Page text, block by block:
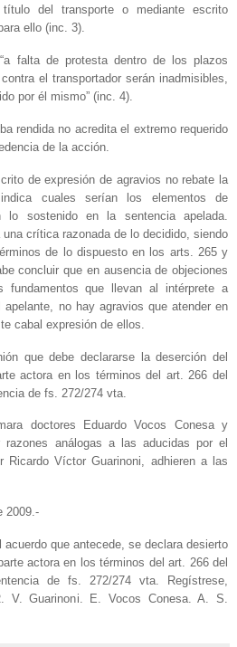
del transporte o mediante escrito
ello (inc. 3).
falta de protesta dentro de los plazos
el transportador serán inadmisibles,
por él mismo” (inc. 4).
rendida no acredita el extremo requerido
de la acción.
de expresión de agravios no rebate la
cuales serían los elementos de
lo sostenido en la sentencia apelada.
crítica razonada de lo decidido, siendo
de lo dispuesto en los arts. 265 y
concluir que en ausencia de objeciones
fundamentos que llevan al intérprete a
no hay agravios que atender en
cabal expresión de ellos.
que debe declararse la deserción del
actora en los términos del art. 266 del
de fs. 272/274 vta.
doctores Eduardo Vocos Conesa y
razones análogas a las aducidas por el
Ricardo Víctor Guarinoni, adhieren a las
2009.-
que antecede, se declara desierto
actora en los términos del art. 266 del
de fs. 272/274 vta. Regístrese,
V. Guarinoni. E. Vocos Conesa. A. S.